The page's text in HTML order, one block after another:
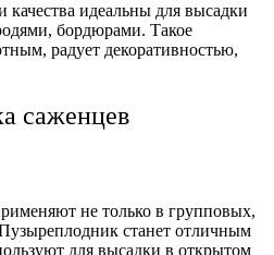
качества идеальны для высадки
бордюрами. Такое
радует декоративностью,
саженцев
не только в групповых,
станет отличным
для высадки в открытом